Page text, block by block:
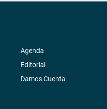
Agenda
Editorial
Damos Cuenta